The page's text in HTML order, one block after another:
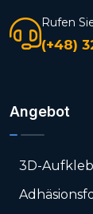
Rufen
(+48)
Angebot
3D-